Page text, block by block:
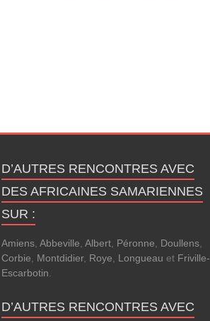
D’AUTRES RENCONTRES AVEC
DES AFRICAINES SAMARIENNES
SUR :
Amiens Abbeville Albert Péronne Doullens
Corbie
Montdidier, Roye Longueau et Friville-
Escarbotin
D’AUTRES RENCONTRES AVEC